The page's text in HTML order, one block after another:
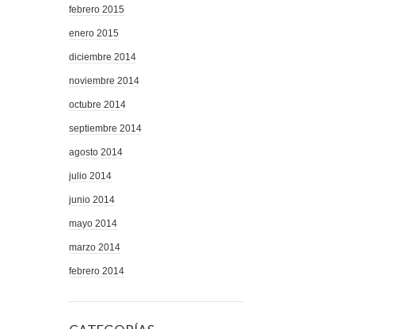
febrero 2015
enero 2015
diciembre 2014
noviembre 2014
octubre 2014
septiembre 2014
agosto 2014
julio 2014
junio 2014
mayo 2014
marzo 2014
febrero 2014